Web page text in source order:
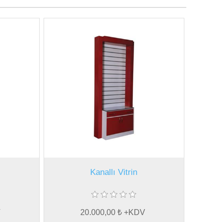
Kanallı Vitrin
20.000,00 ₺ +KDV